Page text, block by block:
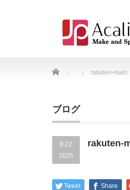
Home rakuten-main
ブログ
8.22
2025
rakuten-
Tweet Share